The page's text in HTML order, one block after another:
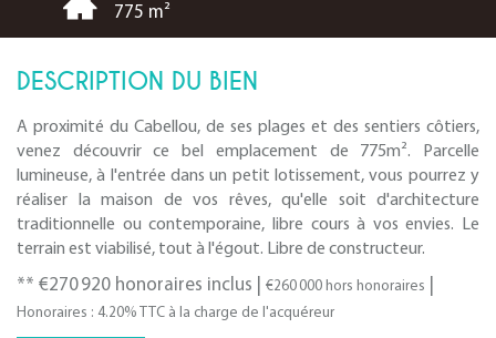
775 m²
DESCRIPTION DU BIEN
A proximité du Cabellou, de ses plages et des sentiers côtiers,
venez découvrir ce bel emplacement de 775m². Parcelle
lumineuse, à l'entrée dans un petit lotissement, vous pourrez y
réaliser la maison de vos rêves, qu'elle soit d'architecture
traditionnelle ou contemporaine, libre cours à vos envies. Le
terrain est viabilisé, tout à l'égout. Libre de constructeur.
** €270 920 honoraires inclus €260 000 hors honoraires
Honoraires : 4.20% TTC à la charge de l'acquéreur